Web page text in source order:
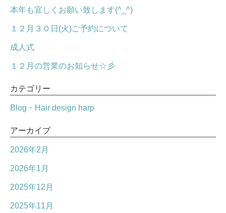
本年も宜しくお願い致します(^_^)
１２月３０日(火)ご予約について
成人式
１２月の営業のお知らせ☆彡
カテゴリー
Blog・Hair design harp
アーカイブ
2026年2月
2026年1月
2025年12月
2025年11月